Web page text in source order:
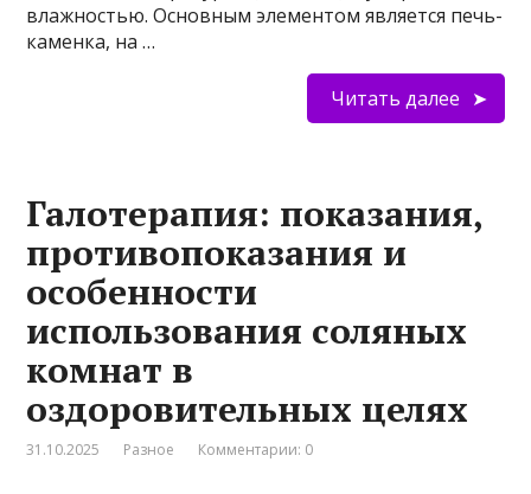
влажностью. Основным элементом является печь-
каменка, на …
Читать далее
Галотерапия: показания,
противопоказания и
особенности
использования соляных
комнат в
оздоровительных целях
31.10.2025 Разное Комментарии: 0